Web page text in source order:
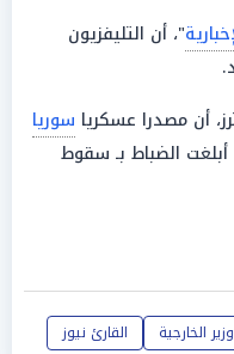
"، أن التليفزيون
أن مصدرا عسكريا سوريا
الضباط بـ سقوط
وزير الخارجية القارئ نيوز